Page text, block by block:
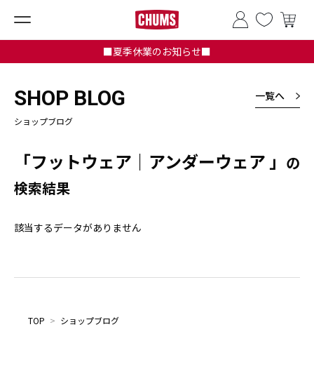
■夏季休業のお知らせ■
SHOP BLOG
ショップブログ
一覧へ
「フットウェア｜アンダーウェア 」 の
検索結果
該当するデータがありません
TOP > ショップブログ